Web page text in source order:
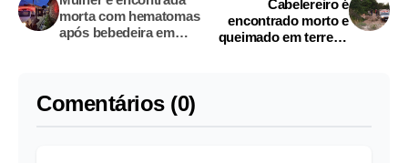
morta com hematomas
após bebedeira em
Cabelereiro é
encontrado morto e
queimado em terreno
Comentários (0)